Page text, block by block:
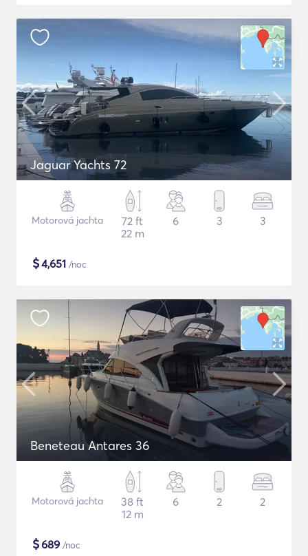
Jaguar Yachts 72
Motorová jachta
72 ft
22 m
6 3 3
$4,651 /noc
Beneteau Antares 36
Motorová jachta
38 ft
12 m
6 2 2
$689 /noc